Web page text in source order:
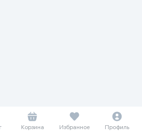
Корзина Избранное Профиль